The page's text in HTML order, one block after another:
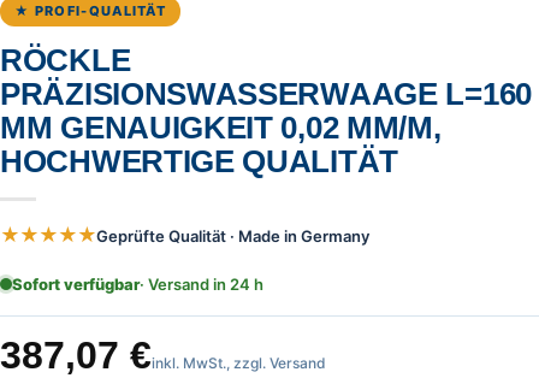
★ PROFI-QUALITÄT
RÖCKLE
PRÄZISIONSWASSERWAAGE L=160
MM GENAUIGKEIT 0,02 MM/M,
HOCHWERTIGE QUALITÄT
★★★★★Geprüfte Qualität · Made in Germany
Sofort verfügbar· Versand in 24 h
387,07 €inkl. MwSt., zzgl. Versand